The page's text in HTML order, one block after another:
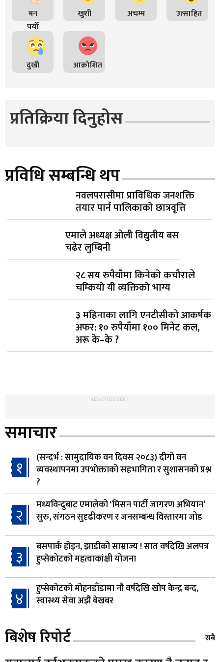
मन
पर्यो
खुशी अचम्म उत्साहित
दुखी आक्रोशित
प्रतिक्रिया दिनुहोस
प्रविधि सम्बन्धि थप
नवलपरासीमा प्राविधिक जनशक्ति
तयार पार्न पालिकाको छात्रवृत्ति
एमाले अध्यक्ष ओली विद्युतीय बस
चढेर लुम्बिनी
२८ सय रुपैयाँमा किनेको कचौराले
चम्कियो यी व्यक्तिको भाग्य
३ महिनाका लागि एनटीसीको आकर्षक
अफर: १० रुपैयाँमा १०० मिनेट कल,
अरू के–के ?
ADVERTISEMENT
समाचार
१
(सन्दर्भ : सामुदायिक वन दिवस २०८३) दीगो वन
व्यवस्थापनमा उपभोक्ताको सहभागिता र सुशासनको प्रश्न
?
२
मध्यविन्दुबाट एमालेको ‘मिसन पार्टी जागरण अभियान’
सुरु, संगठन सुदृढीकरण र जनसम्बन्ध विस्तारमा जोड
३
बसपार्क होइन, झाडीको साम्राज्य ! सात वर्षदेखि अलपत्र
हुप्सेकोटको महत्वाकांक्षी योजना
४
हुप्सेकोटको मोहनडाँडामा नौ वर्षदेखि खोप केन्द्र बन्द,
स्वास्थ्य सेवा अझै बेखबर
५ हाम्रो चेतना, नेतृत्व, सभ्यता र भविष्य
बिशेष रिपोर्ट सबै